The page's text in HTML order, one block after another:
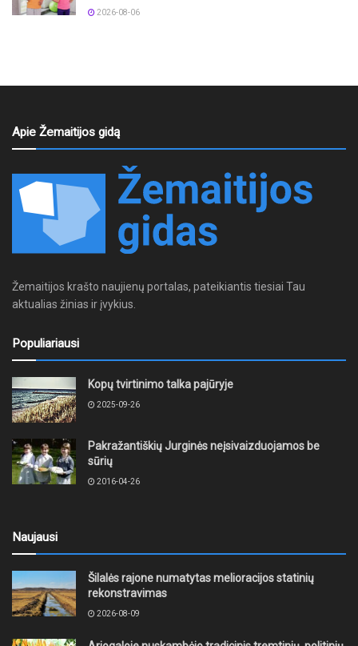
2026-08-06
Apie Žemaitijos gidą
Žemaitijos krašto naujienų portalas, pateikiantis tiesiai Tau
aktualias žinias ir įvykius.
Populiariausi
Kopų tvirtinimo talka pajūryje
2025-09-26
Pakražantiškių Jurginės neįsivaizduojamos be
sūrių
2016-04-26
Naujausi
Šilalės rajone numatytas melioracijos statinių
rekonstravimas
2026-08-09